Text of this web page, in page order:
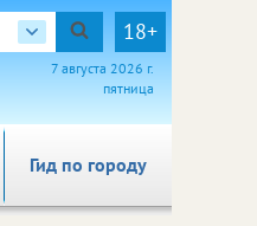
18+
7 августа 2026 г.
пятница
Гид по городу